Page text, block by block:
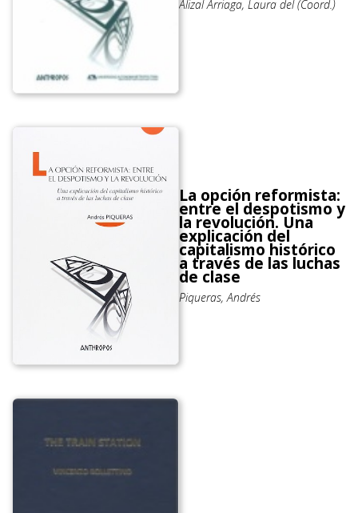
Alizal Arriaga, Laura del (Coord.)
La opción reformista:
entre el despotismo y
la revolución. Una
explicación del
capitalismo histórico
a través de las luchas
de clase
Piqueras, Andrés